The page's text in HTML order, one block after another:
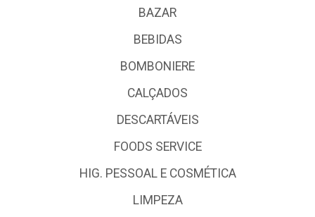
BAZAR
BEBIDAS
BOMBONIERE
CALÇADOS
DESCARTÁVEIS
FOODS SERVICE
HIG. PESSOAL E COSMÉTICA
LIMPEZA